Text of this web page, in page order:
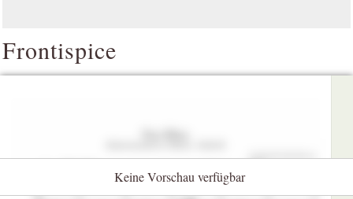
Frontispice
Keine Vorschau verfügbar